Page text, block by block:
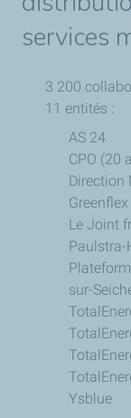
services
3 200
11 entités :
AS 24
CPO (20
Direction
Greenflex
Le Joint
Paulstra-
sur-
Ysblue